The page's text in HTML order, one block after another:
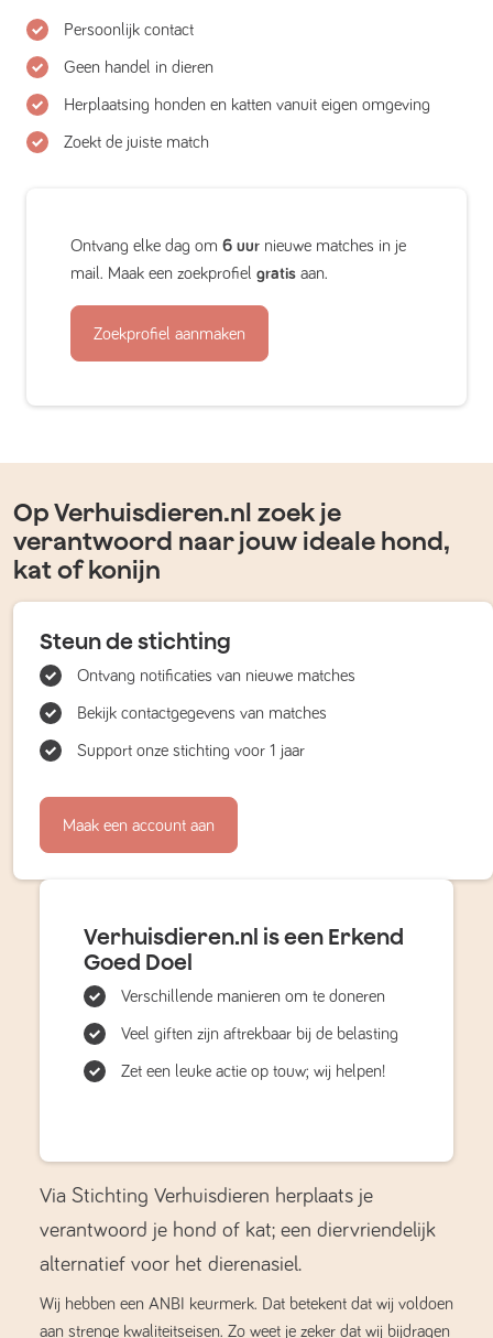
Persoonlijk contact
Geen handel in dieren
Herplaatsing honden en katten vanuit eigen omgeving
Zoekt de juiste match
Ontvang elke dag om 6 uur nieuwe matches in je
mail. Maak een zoekprofiel gratis aan.
Zoekprofiel aanmaken
Op Verhuisdieren.nl zoek je
verantwoord naar jouw ideale hond,
kat of konijn
Steun de stichting
Ontvang notificaties van nieuwe matches
Bekijk contactgegevens van matches
Support onze stichting voor 1 jaar
Maak een account aan
Verhuisdieren.nl is een Erkend
Goed Doel
Verschillende manieren om te doneren
Veel giften zijn aftrekbaar bij de belasting
Zet een leuke actie op touw; wij helpen!
Via Stichting Verhuisdieren herplaats je
verantwoord je hond of kat; een diervriendelijk
alternatief voor het dierenasiel.
Wij hebben een ANBI keurmerk. Dat betekent dat wij voldoen
aan strenge kwaliteitseisen. Zo weet je zeker dat wij bijdragen